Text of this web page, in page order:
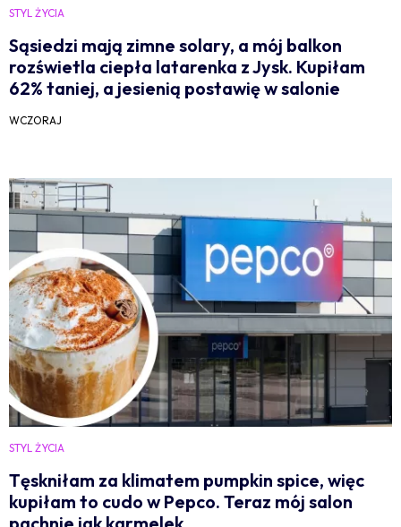
STYL ŻYCIA
Sąsiedzi mają zimne solary, a mój balkon
rozświetla ciepła latarenka z Jysk. Kupiłam
62% taniej, a jesienią postawię w salonie
WCZORAJ
STYL ŻYCIA
Tęskniłam za klimatem pumpkin spice, więc
kupiłam to cudo w Pepco. Teraz mój salon